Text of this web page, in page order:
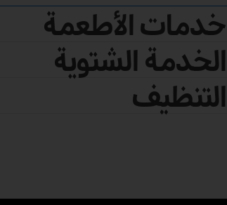
خدمات الأطعمة
الخدمة الشتوية
التنظيف